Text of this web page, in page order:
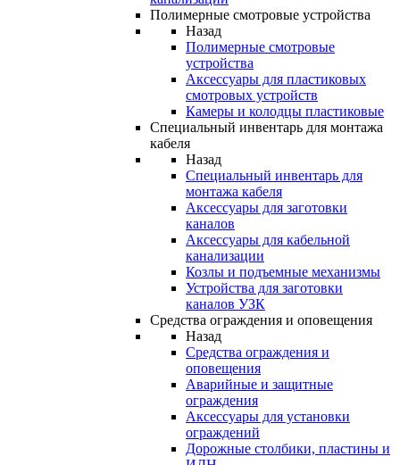
Полимерные смотровые устройства
Назад
Полимерные смотровые
устройства
Аксессуары для пластиковых
смотровых устройств
Камеры и колодцы пластиковые
Специальный инвентарь для монтажа
кабеля
Назад
Специальный инвентарь для
монтажа кабеля
Аксессуары для заготовки
каналов
Аксессуары для кабельной
канализации
Козлы и подъемные механизмы
Устройства для заготовки
каналов УЗК
Средства ограждения и оповещения
Назад
Средства ограждения и
оповещения
Аварийные и защитные
ограждения
Аксессуары для установки
ограждений
Дорожные столбики, пластины и